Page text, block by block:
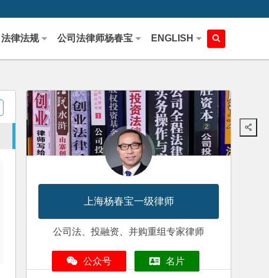
法律法规 公司法律师杨春宝 ENGLISH
上海杨春宝一级律师
公司法、投融资、并购重组专家律师
公众号 名片